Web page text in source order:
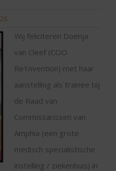
Wij feliciteren Doenja
van Cleef (COO
Re1nvention) met haar
aanstelling als trainee bij
de Raad van
Commissarissen van
Amphia (een grote
medisch specialistische
instelling / ziekenhuis) in